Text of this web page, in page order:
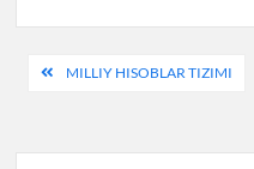
PostMILLIY HISOBLAR TIZIMI